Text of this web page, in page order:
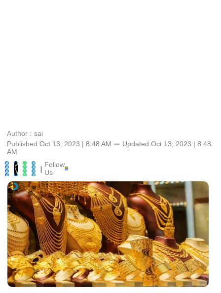
Author : sai
Published Oct 13, 2023 | 8:48 AM ⚊ Updated Oct 13, 2023 | 8:48
AM
| Follow
Us